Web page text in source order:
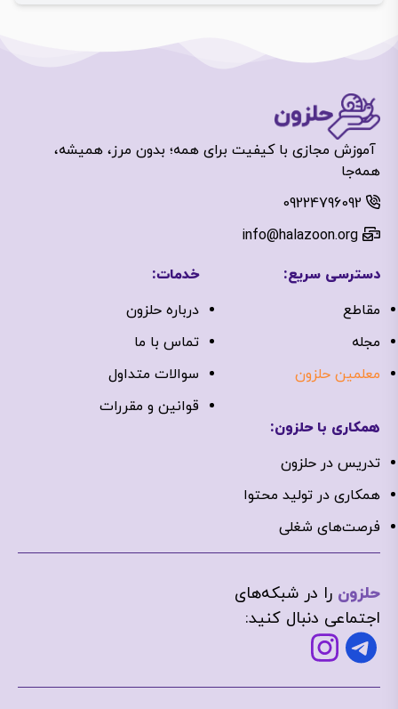
آموزش مجازی با کیفیت برای همه؛ بدون مرز، همیشه،
همه‌جا
09224796092
info@halazoon.org
دسترسی سریع:
مقاطع
مجله
معلمین حلزون
خدمات:
درباره‌ حلزون
تماس با ما
سوالات متداول
قوانین و مقررات
همکاری با حلزون:
تدریس در حلزون
همکاری در تولید محتوا
فرصت‌های شغلی
حلزون را در شبکه‌های
اجتماعی دنبال کنید: